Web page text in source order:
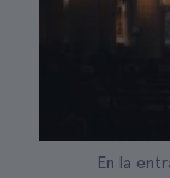
En la